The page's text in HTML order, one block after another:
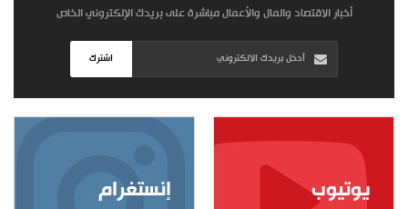
أخبار الاقتصاد والمال والأعمال مباشرة على بريدك الإلكتروني الخاص
اشترك
إنستغرام يوتيوب